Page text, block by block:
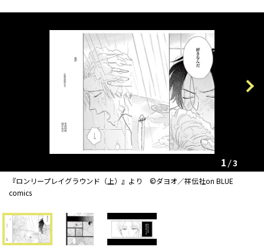
『ロンリープレイグラウンド（上）』より ©︎ダヨオ／祥伝社on BLUE
comics
Next
1 3